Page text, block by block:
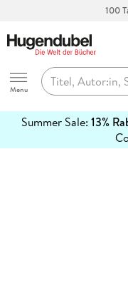
100
Hugendubel
Menu
Summer Sale: 13%
erfahren